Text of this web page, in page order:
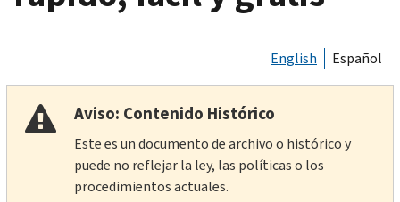
English Español
Aviso: Contenido Histórico
Este es un documento de archivo o histórico y
puede no reflejar la ley, las políticas o los
procedimientos actuales.